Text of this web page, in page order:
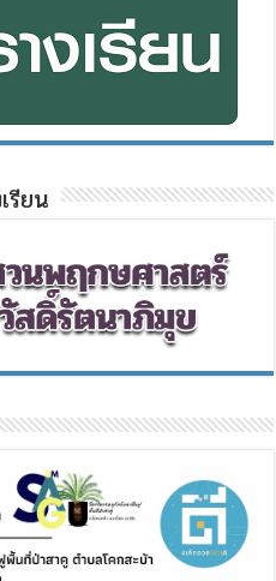
รียน